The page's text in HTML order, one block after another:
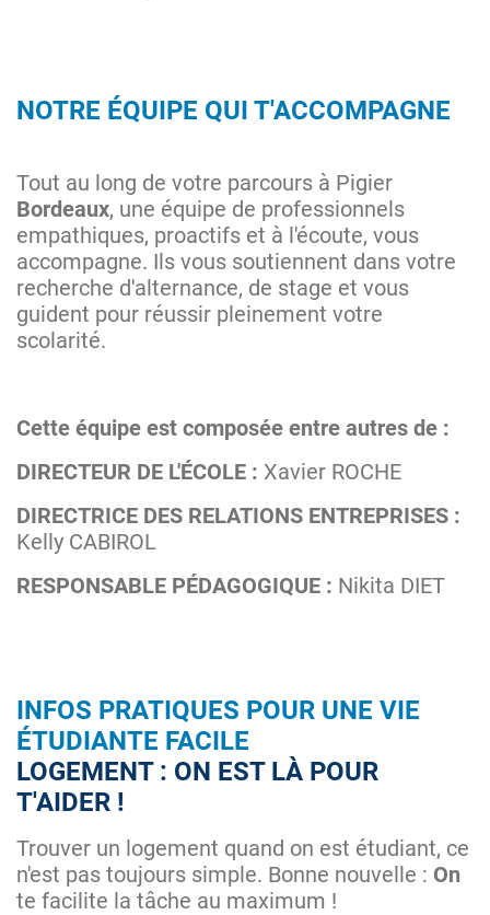
NOTRE ÉQUIPE QUI T'ACCOMPAGNE
Tout au long de votre parcours à Pigier
Bordeaux, une équipe de professionnels
empathiques, proactifs et à l'écoute, vous
accompagne. Ils vous soutiennent dans votre
recherche d'alternance, de stage et vous
guident pour réussir pleinement votre
scolarité.
Cette équipe est composée entre autres de :
DIRECTEUR DE L'ÉCOLE : Xavier ROCHE
DIRECTRICE DES RELATIONS ENTREPRISES :
Kelly CABIROL
RESPONSABLE PÉDAGOGIQUE : Nikita DIET
INFOS PRATIQUES POUR UNE VIE
ÉTUDIANTE FACILE
LOGEMENT : ON EST LÀ POUR
T'AIDER !
Trouver un logement quand on est étudiant, ce
n'est pas toujours simple. Bonne nouvelle : On
te facilite la tâche au maximum !